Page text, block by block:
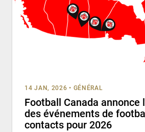
14 JAN, 2026 • GÉNÉRAL
Football Canada annonce
des événements de
contacts pour 2026